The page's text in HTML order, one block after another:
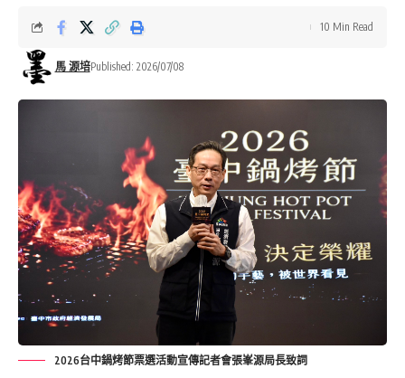
馬 源培Published: 2026/07/08
10 Min Read
2026台中鍋烤節票選活動宣傳記者會張峯源局長致詞